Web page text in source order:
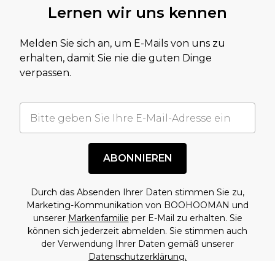
Lernen wir uns kennen
Melden Sie sich an, um E-Mails von uns zu
erhalten, damit Sie nie die guten Dinge
verpassen.
ABONNIEREN
Durch das Absenden Ihrer Daten stimmen Sie zu,
Marketing-Kommunikation von BOOHOOMAN und
unserer Markenfamilie per E-Mail zu erhalten. Sie
können sich jederzeit abmelden. Sie stimmen auch
der Verwendung Ihrer Daten gemäß unserer
Datenschutzerklärung.